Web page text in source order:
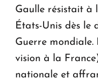
Gaulle résistait à
États-Unis dès le
Guerre mondiale.
vision à la
nationale et